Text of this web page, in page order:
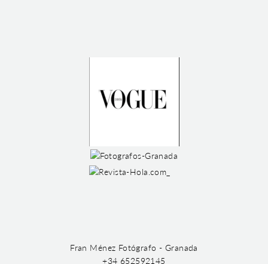
Fran Ménez Fotógrafo - Granada
+34 652592145